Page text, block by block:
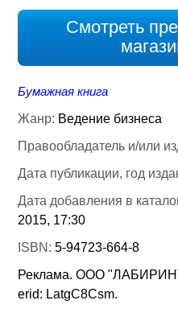
Смотреть
Бумажная книга
Жанр: Ведение бизнеса
Правообладатель и/или
Дата публикации, год
Дата добавления в
2015, 17:30
ISBN:5-94723-664-8
Реклама. ООО
erid: LatgC8Csm.